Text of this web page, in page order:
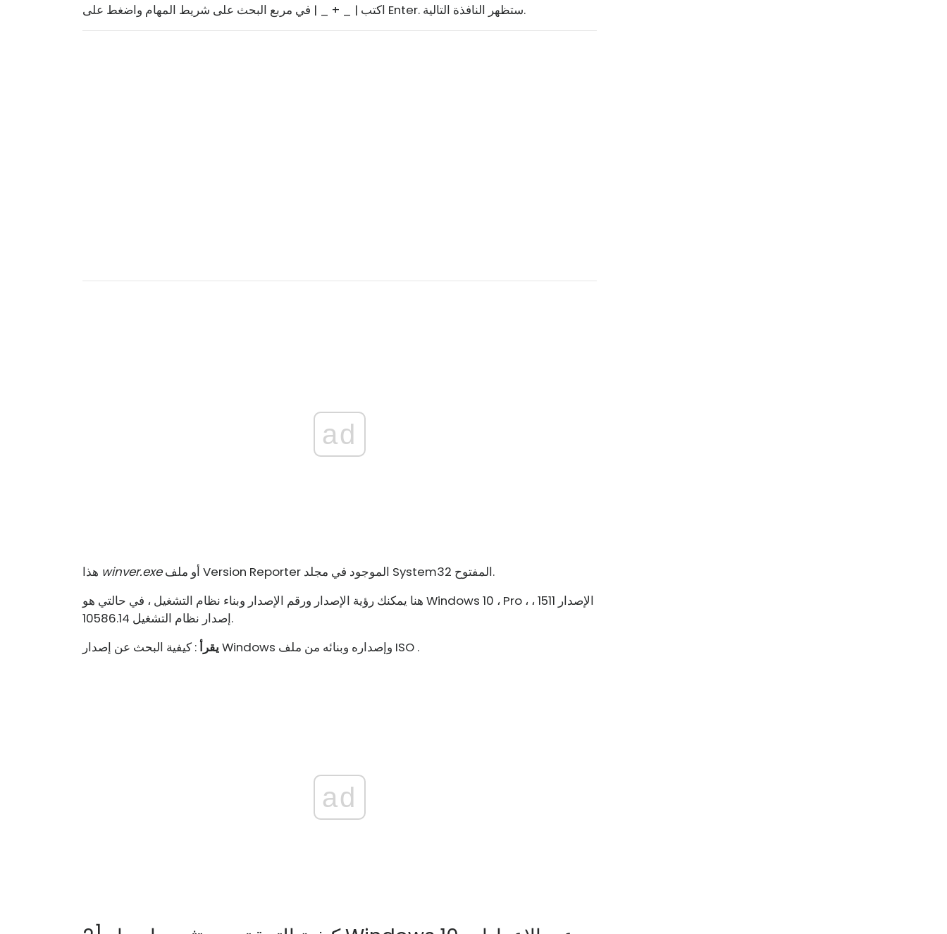
اكتب | _ + _ | في مربع البحث على شريط المهام واضغط على Enter. ستظهر النافذة التالية.
ad
winver.exe
أو ملف Version Reporter الموجود في مجلد System32 المفتوح.
هنا يمكنك رؤية الإصدار ورقم الإصدار وبناء نظام التشغيل ، في حالتي هو Windows 10 ، Pro ، الإصدار 1511 ،
إصدار نظام التشغيل 10586.14.
يقرأ
: كيفية البحث عن إصدار Windows وإصداره وبنائه من ملف ISO .
ad